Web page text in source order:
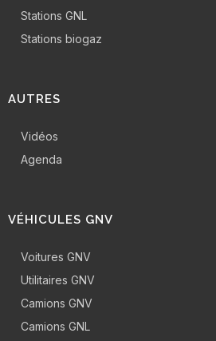
Stations GNL
Stations biogaz
AUTRES
Vidéos
Agenda
VÉHICULES GNV
Voitures GNV
Utilitaires GNV
Camions GNV
Camions GNL